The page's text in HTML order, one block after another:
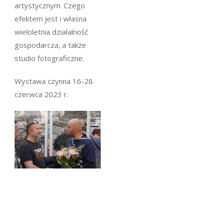
artystycznym. Czego
efektem jest i własna
wieloletnia działalność
gospodarcza, a także
studio fotograficzne.
Wystawa czynna 16-28
czerwca 2023 r.